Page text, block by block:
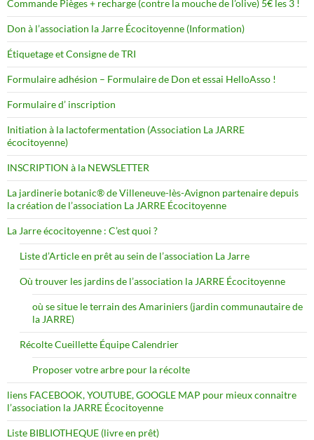
Commande Pièges + recharge (contre la mouche de l’olive) 5€ les 3 !
Don à l’association la Jarre Écocitoyenne (Information)
Étiquetage et Consigne de TRI
Formulaire adhésion – Formulaire de Don et essai HelloAsso !
Formulaire d’ inscription
Initiation à la lactofermentation (Association La JARRE
écocitoyenne)
INSCRIPTION à la NEWSLETTER
La jardinerie botanic® de Villeneuve-lès-Avignon partenaire depuis
la création de l’association La JARRE Écocitoyenne
La Jarre écocitoyenne : C’est quoi ?
Liste d’Article en prêt au sein de l’association La Jarre
Où trouver les jardins de l’association la JARRE Écocitoyenne
où se situe le terrain des Amariniers (jardin communautaire de
la JARRE)
Récolte Cueillette Équipe Calendrier
Proposer votre arbre pour la récolte
liens FACEBOOK, YOUTUBE, GOOGLE MAP pour mieux connaitre
l’association la JARRE Écocitoyenne
Liste BIBLIOTHEQUE (livre en prêt)